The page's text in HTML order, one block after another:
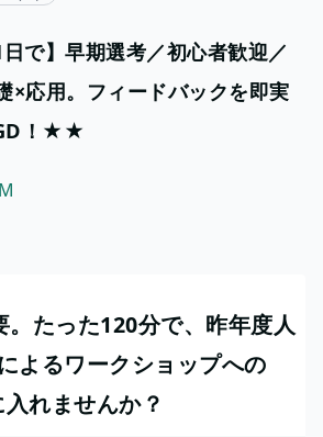
日で】早期選考／初心者歓迎／
×応用。フィードバックを即実
！★★
たった120分で、昨年度人
よるワークショップへの
入れませんか？